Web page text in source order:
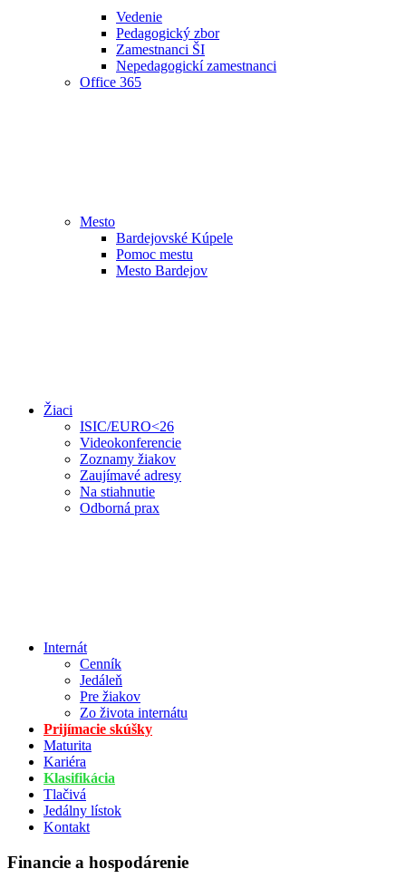
Vedenie
Pedagogický zbor
Zamestnanci ŠI
Nepedagogickí zamestnanci
Office 365
Mesto
Bardejovské Kúpele
Pomoc mestu
Mesto Bardejov
Žiaci
ISIC/EURO<26
Videokonferencie
Zoznamy žiakov
Zaujímavé adresy
Na stiahnutie
Odborná prax
Internát
Cenník
Jedáleň
Pre žiakov
Zo života internátu
Prijímacie skúšky
Maturita
Kariéra
Klasifikácia
Tlačivá
Jedálny lístok
Kontakt
Financie a hospodárenie